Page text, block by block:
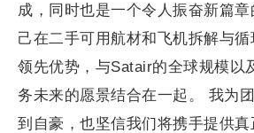
成，同时也是一个令人振奋新篇
己在二手可用航材和飞机拆解与
领先优势，与Satair的全球规模以
务未来的愿景结合在一起。 我为
到自豪，也坚信我们将携手提供